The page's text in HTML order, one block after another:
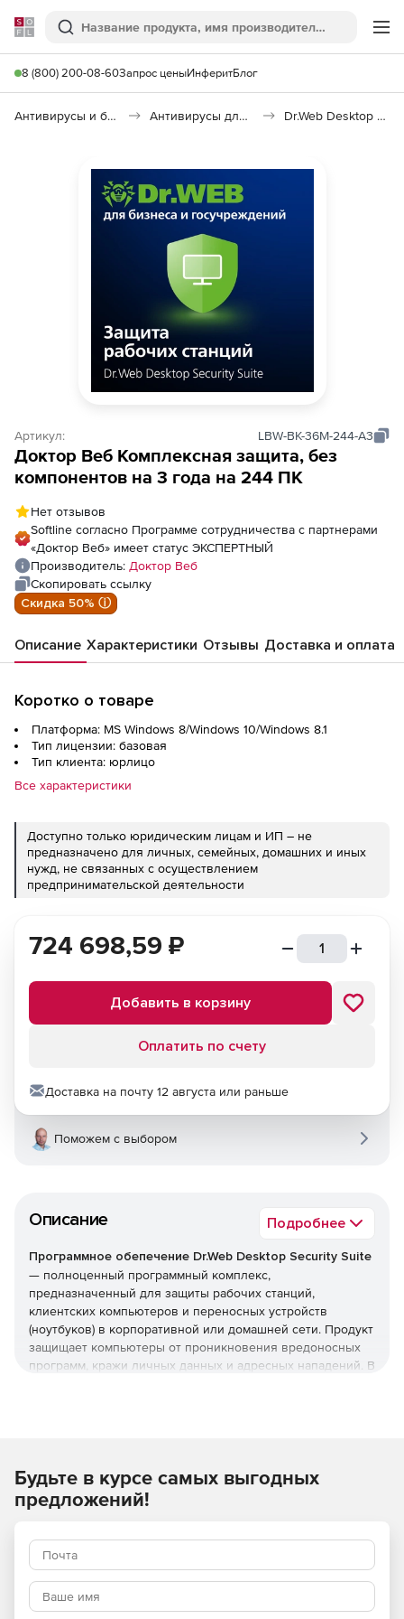
Softline
Поиск
8 (800) 200-08-60Запрос ценыИнферитБлог
Антивирусы и безопасность Антивирусы для организаций Dr.Web Desktop Security Suite
Артикул: LBW-BK-36M-244-A3
Доктор Веб Комплексная защита, без
компонентов на 3 года на 244 ПК
Нет отзывов
Softline согласно Программе сотрудничества с партнерами
«Доктор Веб» имеет статус ЭКСПЕРТНЫЙ
Производитель: Доктор Веб
Скопировать ссылку
Скидка 50% ⓘ
Описание Характеристики Отзывы Доставка и оплата
Коротко о товаре
Платформа: MS Windows 8/Windows 10/Windows 8.1
Тип лицензии: базовая
Тип клиента: юрлицо
Все характеристики
Доступно только юридическим лицам и ИП – не
предназначено для личных, семейных, домашних и иных
нужд, не связанных с осуществлением
предпринимательской деятельности
Описание Подробнее
Программное обепечение Dr.Web Desktop Security Suite
— полноценный программный комплекс,
предназначенный для защиты рабочих станций,
клиентских компьютеров и переносных устройств
(ноутбуков) в корпоративной или домашней сети. Продукт
защищает компьютеры от проникновения вредоносных
программ, кражи личных данных и адресных нападений. В
Преимущества Dr.Web Desktop
Наличие сертификатов
Dr.Web Desktop Security Suite имеет сертификаты
соответствия ФСТЭК России и ФСБ. Это означает, что
724 698,59 ₽
Добавить в корзину
Оплатить по счету
Доставка на почту 12 августа или раньше
Поможем с выбором
Будьте в курсе самых выгодных
предложений!